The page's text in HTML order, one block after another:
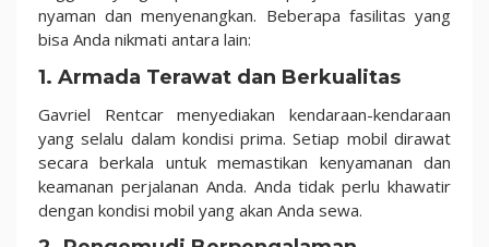
nyaman dan menyenangkan. Beberapa fasilitas yang
bisa Anda nikmati antara lain:
1. Armada Terawat dan Berkualitas
Gavriel Rentcar menyediakan kendaraan-kendaraan
yang selalu dalam kondisi prima. Setiap mobil dirawat
secara berkala untuk memastikan kenyamanan dan
keamanan perjalanan Anda. Anda tidak perlu khawatir
dengan kondisi mobil yang akan Anda sewa.